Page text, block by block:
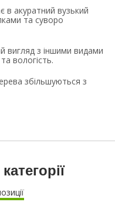
в акуратний вузький
та суворо
вигляд з іншими видами
вологість.
збільшуються з